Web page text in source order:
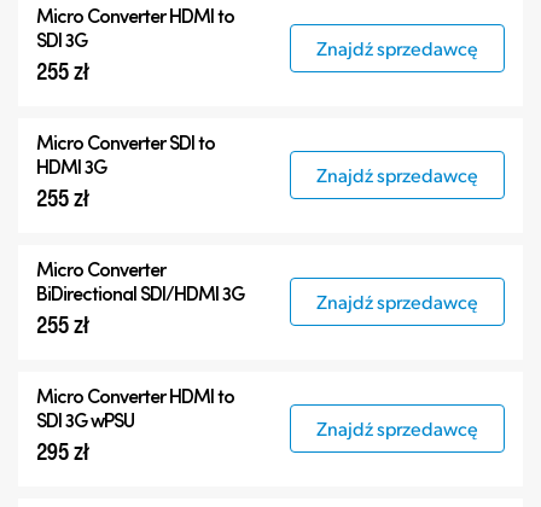
Akcesoria
Micro ConverterHDMI to
SDI 3G
255 zł
Znajdź sprzedawcę
Micro ConverterSDI to
HDMI 3G
255 zł
Znajdź sprzedawcę
Micro Converter
BiDirectional SDI/HDMI 3G
255 zł
Znajdź sprzedawcę
Micro ConverterHDMI to
SDI 3G wPSU
295 zł
Znajdź sprzedawcę